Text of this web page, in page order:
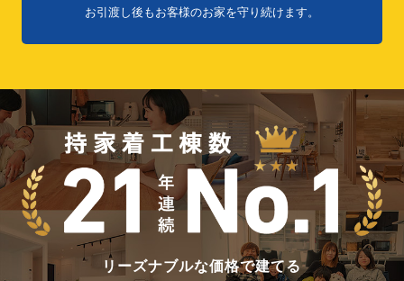
お引渡し後もお客様のお家を守り続けます。
リーズナブルな価格で建てる